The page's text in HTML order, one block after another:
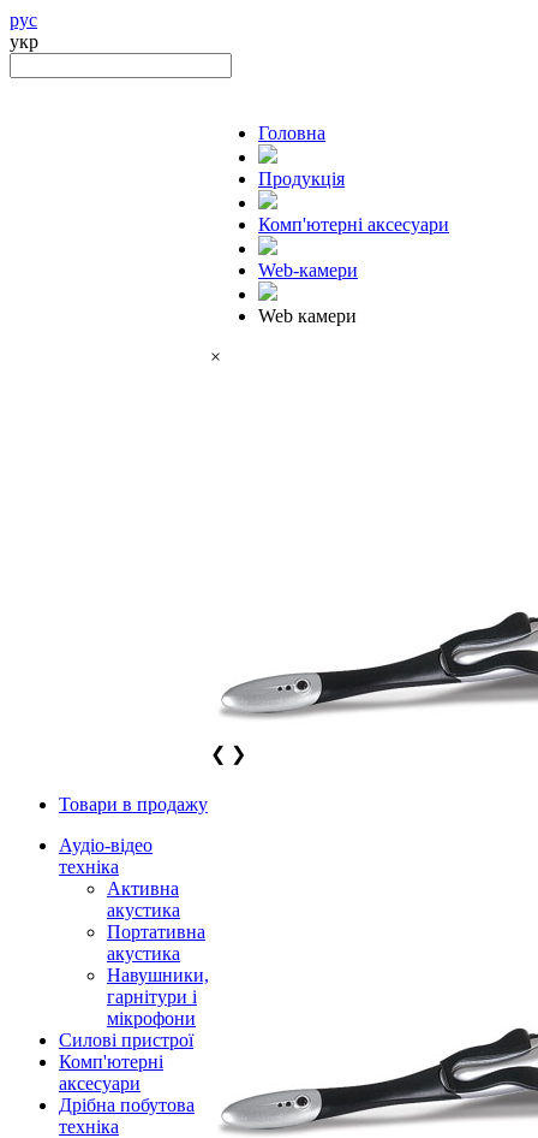
рус
укр
Товари в продажу
Аудіо-відео
техніка
Активна
акустика
Портативна
акустика
Навушники,
гарнітури і
мікрофони
Силові пристрої
Комп'ютерні
аксесуари
Дрібна побутова
техніка
Головна
Продукцiя
Комп'ютерні аксесуари
Web-камери
Web камери
×
❮ ❯